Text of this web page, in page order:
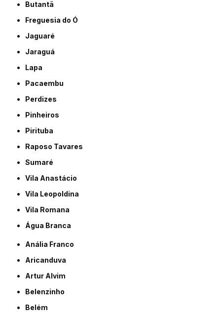
Butantã
Freguesia do Ó
Jaguaré
Jaraguá
Lapa
Pacaembu
Perdizes
Pinheiros
Pirituba
Raposo Tavares
Sumaré
Vila Anastácio
Vila Leopoldina
Vila Romana
Água Branca
Anália Franco
Aricanduva
Artur Alvim
Belenzinho
Belém